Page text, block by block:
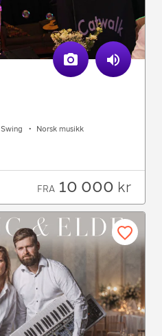
Swing Norsk musikk
FRA 10 000 kr